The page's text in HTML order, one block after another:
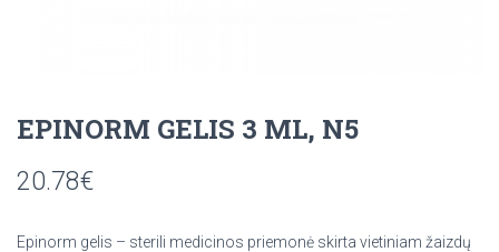
EPINORM GELIS 3 ML, N5
20.78€
Epinorm gelis – sterili medicinos priemonė skirta vietiniam žaizdų